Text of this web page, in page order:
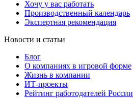
Хочу у вас работать
Производственный календарь
Экспертная рекомендация
Новости и статьи
Блог
О компаниях в игровой форме
Жизнь в компании
ИТ-проекты
Рейтинг работодателей России